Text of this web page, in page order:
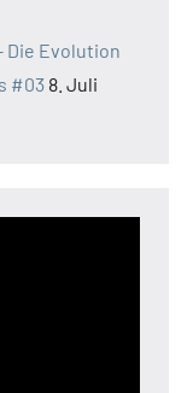
Die Evolution
#03 8. Juli